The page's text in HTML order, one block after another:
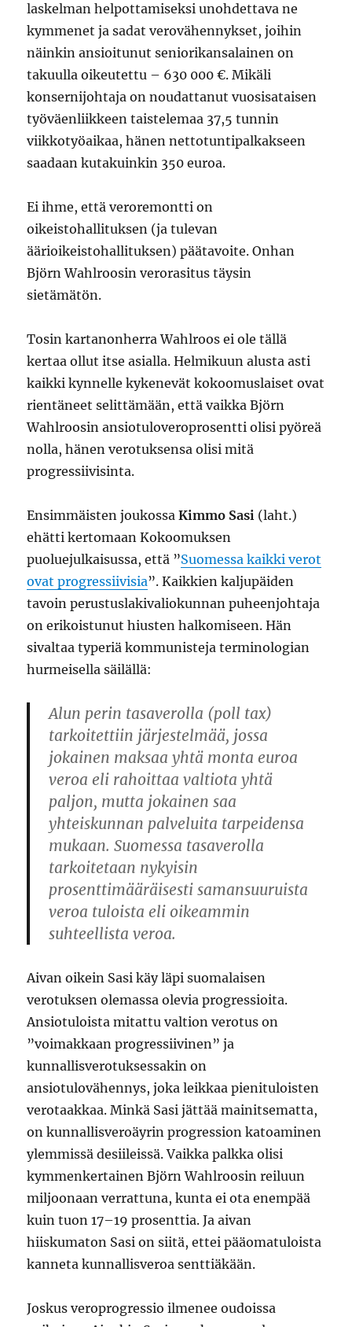
laskelman helpottamiseksi unohdettava ne
kymmenet ja sadat verovähennykset, joihin
näinkin ansioitunut seniorikansalainen on
takuulla oikeutettu – 630 000 €. Mikäli
konsernijohtaja on noudattanut vuosisataisen
työväenliikkeen taistelemaa 37,5 tunnin
viikkotyöaikaa, hänen nettotuntipalkakseen
saadaan kutakuinkin 350 euroa.
Ei ihme, että veroremontti on
oikeistohallituksen (ja tulevan
äärioikeistohallituksen) päätavoite. Onhan
Björn Wahlroosin verorasitus täysin
sietämätön.
Tosin kartanonherra Wahlroos ei ole tällä
kertaa ollut itse asialla. Helmikuun alusta asti
kaikki kynnelle kykenevät kokoomuslaiset ovat
rientäneet selittämään, että vaikka Björn
Wahlroosin ansiotuloveroprosentti olisi pyöreä
nolla, hänen verotuksensa olisi mitä
progressiivisinta.
Ensimmäisten joukossaKimmo Sasi (laht.)
ehätti kertomaan Kokoomuksen
puoluejulkaisussa, että ”Suomessa kaikki verot
ovat progressiivisia”. Kaikkien kaljupäiden
tavoin perustuslakivaliokunnan puheenjohtaja
on erikoistunut hiusten halkomiseen. Hän
sivaltaa typeriä kommunisteja terminologian
hurmeisella säilällä:
Alun perin tasaverolla (poll tax)
tarkoitettiin järjestelmää, jossa
jokainen maksaa yhtä monta euroa
veroa eli rahoittaa valtiota yhtä
paljon, mutta jokainen saa
yhteiskunnan palveluita tarpeidensa
mukaan. Suomessa tasaverolla
tarkoitetaan nykyisin
prosenttimääräisesti samansuuruista
veroa tuloista eli oikeammin
suhteellista veroa.
Aivan oikein Sasi käy läpi suomalaisen
verotuksen olemassa olevia progressioita.
Ansiotuloista mitattu valtion verotus on
”voimakkaan progressiivinen” ja
kunnallisverotuksessakin on
ansiotulovähennys, joka leikkaa pienituloisten
verotaakkaa. Minkä Sasi jättää mainitsematta,
on kunnallisveroäyrin progression katoaminen
ylemmissä desiileissä. Vaikka palkka olisi
kymmenkertainen Björn Wahlroosin reiluun
miljoonaan verrattuna, kunta ei ota enempää
kuin tuon 17–19 prosenttia. Ja aivan
hiiskumaton Sasi on siitä, ettei pääomatuloista
kanneta kunnallisveroa senttiäkään.
Joskus veroprogressio ilmenee oudoissa